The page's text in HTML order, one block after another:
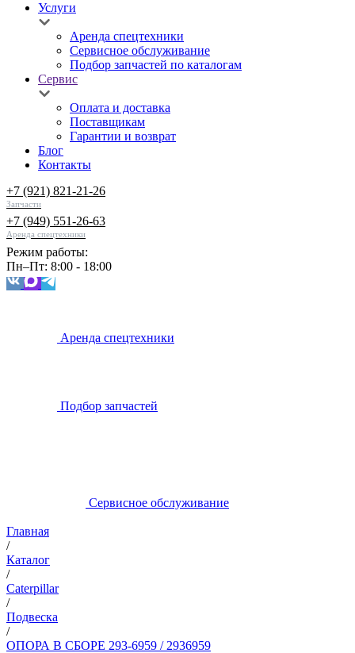
Услуги
Аренда спецтехники
Сервисное обслуживание
Подбор запчастей по каталогам
Сервис
Оплата и доставка
Поставщикам
Гарантии и возврат
Блог
Контакты
+7 (921) 821-21-26
Запчасти
+7 (949) 551-26-63
Аренда спецтехники
Режим работы:
Пн–Пт: 8:00 - 18:00
Аренда спецтехники
Подбор запчастей
Сервисное обслуживание
Главная
/
Каталог
/
Caterpillar
/
Подвеска
/
ОПОРА В СБОРЕ 293-6959 / 2936959